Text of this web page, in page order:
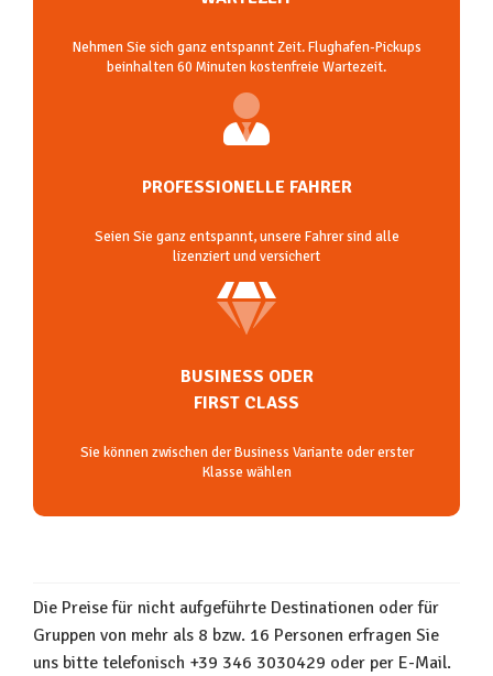
Nehmen Sie sich ganz entspannt Zeit. Flughafen-Pickups
beinhalten 60 Minuten kostenfreie Wartezeit.
PROFESSIONELLE FAHRER
Seien Sie ganz entspannt, unsere Fahrer sind alle
lizenziert und versichert
BUSINESS ODER
FIRST CLASS
Sie können zwischen der Business Variante oder erster
Klasse wählen
Die Preise für nicht aufgeführte Destinationen oder für
Gruppen von mehr als 8 bzw. 16 Personen erfragen Sie
uns bitte telefonisch +39 346 3030429 oder per E-Mail.